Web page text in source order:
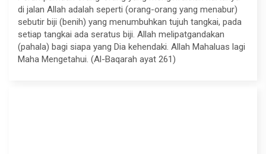
di jalan Allah adalah seperti (orang-orang yang menabur)
sebutir biji (benih) yang menumbuhkan tujuh tangkai, pada
setiap tangkai ada seratus biji. Allah melipatgandakan
(pahala) bagi siapa yang Dia kehendaki. Allah Mahaluas lagi
Maha Mengetahui. (Al-Baqarah ayat 261)